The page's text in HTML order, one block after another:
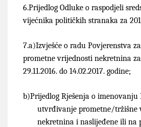
6.Prijedlog Odluke o raspodjeli
vijećnika političkih stranaka za
7.a)Izvješće o radu Povjerenstva
prometne vrijednosti nekretnina
29.11.2016. do 14.02.2017. godine;
b)Prijedlog Rješenja o imenovanju
utvrđivanje prometne/tržišne
nekretnina i naslijeđene ili na